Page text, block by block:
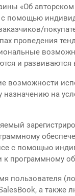
«Об
помощью
проведения
и
возможности
на
с помощью
программному
пользователя
а